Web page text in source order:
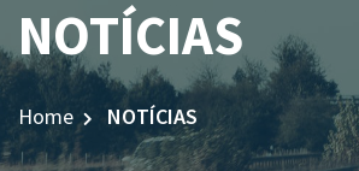
NOTÍCIAS
Home NOTÍCIAS